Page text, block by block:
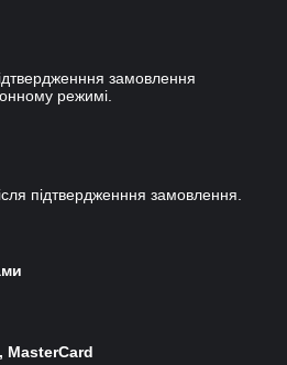
замовлення
режимі.
підтвердженння замовлення.
MasterCard